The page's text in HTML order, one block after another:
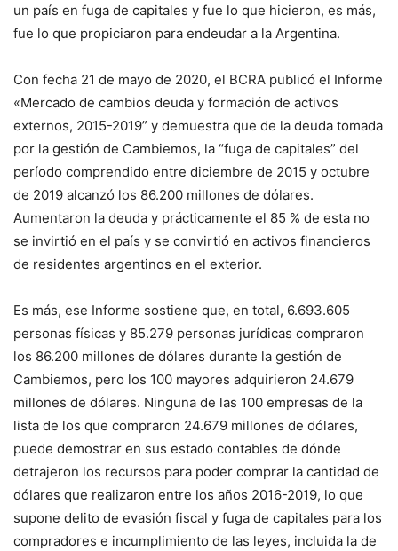
un país en fuga de capitales y fue lo que hicieron, es más,
fue lo que propiciaron para endeudar a la Argentina.
Con fecha 21 de mayo de 2020, el BCRA publicó el Informe
«Mercado de cambios deuda y formación de activos
externos, 2015-2019” y demuestra que de la deuda tomada
por la gestión de Cambiemos, la “fuga de capitales” del
período comprendido entre diciembre de 2015 y octubre
de 2019 alcanzó los 86.200 millones de dólares.
Aumentaron la deuda y prácticamente el 85 % de esta no
se invirtió en el país y se convirtió en activos financieros
de residentes argentinos en el exterior.
Es más, ese Informe sostiene que, en total, 6.693.605
personas físicas y 85.279 personas jurídicas compraron
los 86.200 millones de dólares durante la gestión de
Cambiemos, pero los 100 mayores adquirieron 24.679
millones de dólares. Ninguna de las 100 empresas de la
lista de los que compraron 24.679 millones de dólares,
puede demostrar en sus estado contables de dónde
detrajeron los recursos para poder comprar la cantidad de
dólares que realizaron entre los años 2016-2019, lo que
supone delito de evasión fiscal y fuga de capitales para los
compradores e incumplimiento de las leyes, incluida la de